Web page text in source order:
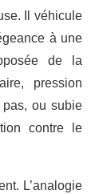
Il véhicule
à une
de la
pression
ou subie
contre le
L’analogie